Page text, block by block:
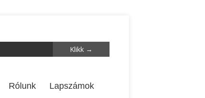
Rólunk
Lapszámok